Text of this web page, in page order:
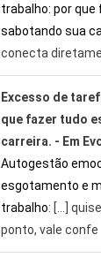
trabalho: por
sabotando sua
conecta
Excesso de
que fazer tudo
carreira. - Em
Autogestão
esgotamento e
trabalho: […]
ponto, vale confe